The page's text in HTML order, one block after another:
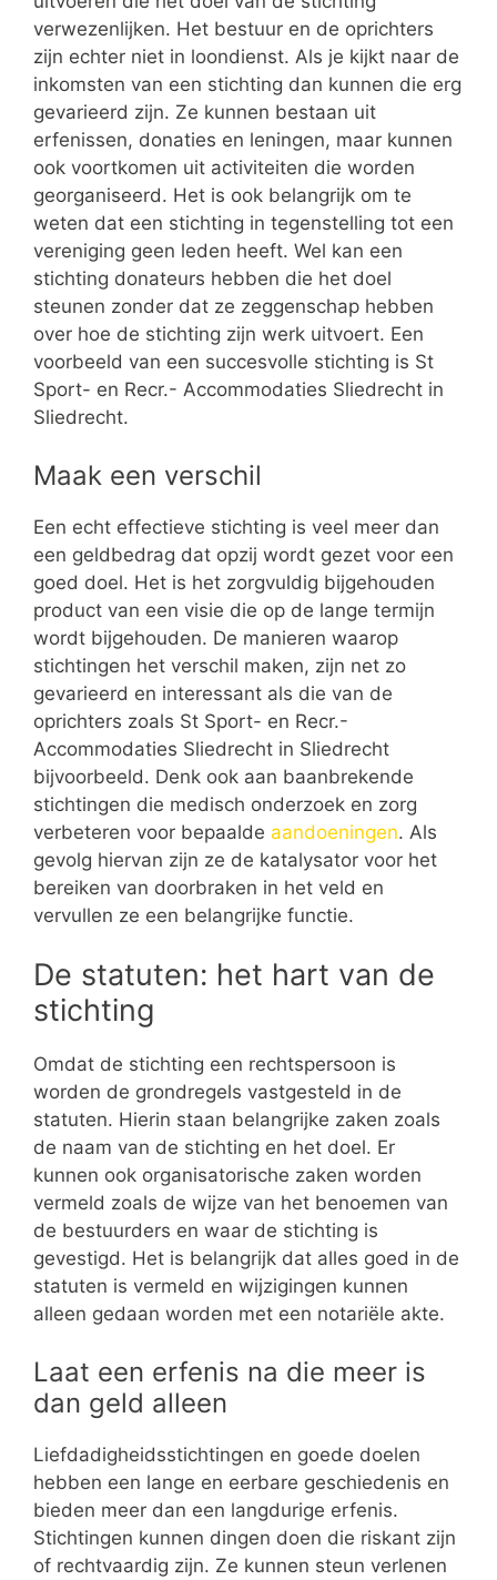
verwezenlijken. Het bestuur en de oprichters
zijn echter niet in loondienst. Als je kijkt naar de
inkomsten van een stichting dan kunnen die erg
gevarieerd zijn. Ze kunnen bestaan uit
erfenissen, donaties en leningen, maar kunnen
ook voortkomen uit activiteiten die worden
georganiseerd. Het is ook belangrijk om te
weten dat een stichting in tegenstelling tot een
vereniging geen leden heeft. Wel kan een
stichting donateurs hebben die het doel
steunen zonder dat ze zeggenschap hebben
over hoe de stichting zijn werk uitvoert. Een
voorbeeld van een succesvolle stichting is St
Sport- en Recr.- Accommodaties Sliedrecht in
Sliedrecht.
Maak een verschil
Een echt effectieve stichting is veel meer dan
een geldbedrag dat opzij wordt gezet voor een
goed doel. Het is het zorgvuldig bijgehouden
product van een visie die op de lange termijn
wordt bijgehouden. De manieren waarop
stichtingen het verschil maken, zijn net zo
gevarieerd en interessant als die van de
oprichters zoals St Sport- en Recr.-
Accommodaties Sliedrecht in Sliedrecht
bijvoorbeeld. Denk ook aan baanbrekende
stichtingen die medisch onderzoek en zorg
verbeteren voor bepaalde aandoeningen. Als
gevolg hiervan zijn ze de katalysator voor het
bereiken van doorbraken in het veld en
vervullen ze een belangrijke functie.
De statuten: het hart van de
stichting
Omdat de stichting een rechtspersoon is
worden de grondregels vastgesteld in de
statuten. Hierin staan belangrijke zaken zoals
de naam van de stichting en het doel. Er
kunnen ook organisatorische zaken worden
vermeld zoals de wijze van het benoemen van
de bestuurders en waar de stichting is
gevestigd. Het is belangrijk dat alles goed in de
statuten is vermeld en wijzigingen kunnen
alleen gedaan worden met een notariële akte.
Laat een erfenis na die meer is
dan geld alleen
Liefdadigheidsstichtingen en goede doelen
hebben een lange en eerbare geschiedenis en
bieden meer dan een langdurige erfenis.
Stichtingen kunnen dingen doen die riskant zijn
of rechtvaardig zijn. Ze kunnen steun verlenen